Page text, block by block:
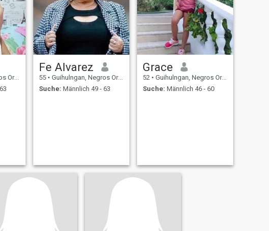
Fe Alvarez
55 • Guihulngan, Negros Oriental, Philippinen
Suche: Männlich 49 - 63
Grace
52 • Guihulngan, Negros Oriental, Philippinen
Suche: Männlich 46 - 60